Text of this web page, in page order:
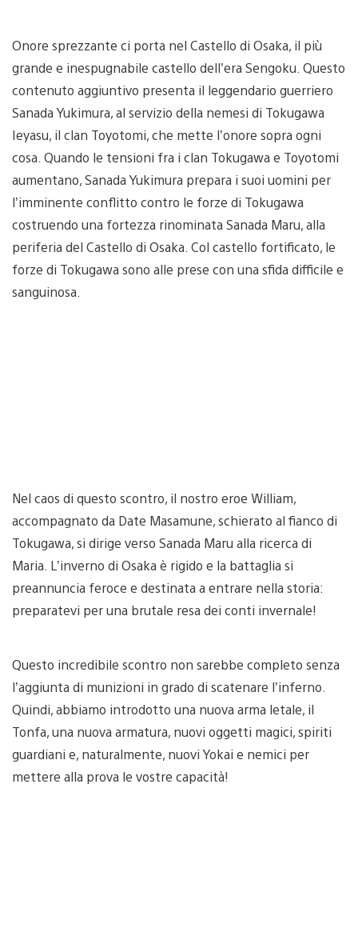
Onore sprezzante ci porta nel Castello di Osaka, il più
grande e inespugnabile castello dell’era Sengoku. Questo
contenuto aggiuntivo presenta il leggendario guerriero
Sanada Yukimura, al servizio della nemesi di Tokugawa
Ieyasu, il clan Toyotomi, che mette l’onore sopra ogni
cosa. Quando le tensioni fra i clan Tokugawa e Toyotomi
aumentano, Sanada Yukimura prepara i suoi uomini per
l’imminente conflitto contro le forze di Tokugawa
costruendo una fortezza rinominata Sanada Maru, alla
periferia del Castello di Osaka. Col castello fortificato, le
forze di Tokugawa sono alle prese con una sfida difficile e
sanguinosa.
Nel caos di questo scontro, il nostro eroe William,
accompagnato da Date Masamune, schierato al fianco di
Tokugawa, si dirige verso Sanada Maru alla ricerca di
Maria. L’inverno di Osaka è rigido e la battaglia si
preannuncia feroce e destinata a entrare nella storia:
preparatevi per una brutale resa dei conti invernale!
Questo incredibile scontro non sarebbe completo senza
l’aggiunta di munizioni in grado di scatenare l’inferno.
Quindi, abbiamo introdotto una nuova arma letale, il
Tonfa, una nuova armatura, nuovi oggetti magici, spiriti
guardiani e, naturalmente, nuovi Yokai e nemici per
mettere alla prova le vostre capacità!